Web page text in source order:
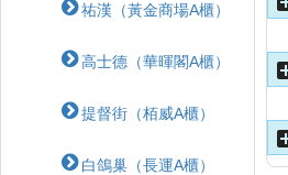
祐漢（黃金商場A櫃）
高士德（華暉閣A櫃）
提督街（栢威A櫃）
白鴿巢（長運A櫃）